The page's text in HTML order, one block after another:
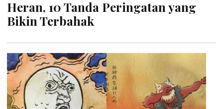
Heran, 10 Tanda Peringatan yang
Bikin Terbahak